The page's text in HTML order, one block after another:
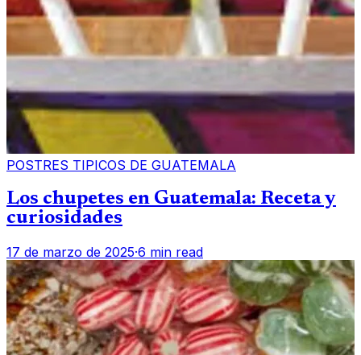
POSTRES TIPICOS DE GUATEMALA
Los chupetes en Guatemala: Receta y
curiosidades
17 de marzo de 2025·6 min read